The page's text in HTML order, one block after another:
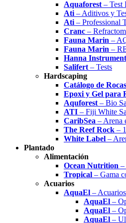
Aquaforest – Test
Ati – Aditivos y
Ati – Professional
Cranc –
Fauna Marin –
Fauna Marin –
Hanna
Salifert – Tests
Hardscaping
Catálogo de Rocas
Epoxi y Gel para
Aquforest – Bio
ATI – Fiji White
CaribSea – Arena
The Reef Rock –
White Label –
Plantado
Alimentación
Ocean Nutrition –
Tropical – Gama
Acuarios
AquaEl –
AquaEl –
AquaEl –
AquaEl –